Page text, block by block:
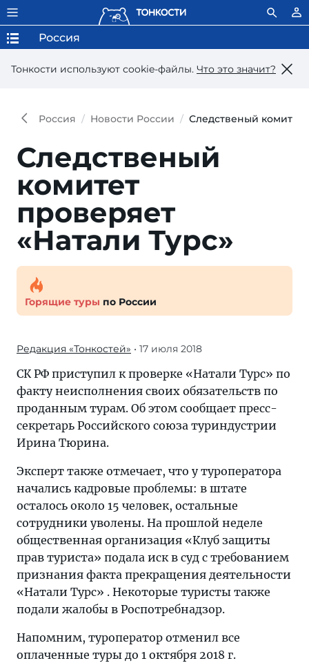
Тонкости используют сookie-файлы. Что это значит?
Россия
Россия Новости России Следственый комитет
Следственый
комитет
проверяет
«Натали Турс»
Горящие туры по России
Редакция «Тонкостей» • 17 июля 2018
СК РФ приступил к проверке «Натали Турс» по
факту неисполнения своих обязательств по
проданным турам. Об этом сообщает пресс-
секретарь Российского союза туриндустрии
Ирина Тюрина.
Эксперт также отмечает, что у туроператора
начались кадровые проблемы: в штате
осталось около 15 человек, остальные
сотрудники уволены. На прошлой неделе
общественная организация «Клуб защиты
прав туриста» подала иск в суд с требованием
признания факта прекращения деятельности
«Натали Турс» . Некоторые туристы также
подали жалобы в Роспотребнадзор.
Напомним, туроператор отменил все
оплаченные туры до 1 октября 2018 г.